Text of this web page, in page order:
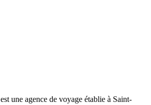
est une agence de voyage établie à Saint-